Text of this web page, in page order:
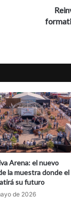
agro
Arena: el nuevo
la muestra donde el
su futuro
de 2026